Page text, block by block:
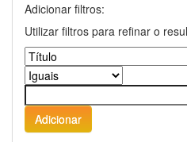
Adicionar filtros:
Utilizar filtros para refinar o